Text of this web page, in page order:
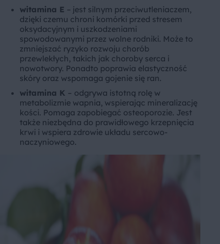
witamina E – jest silnym przeciwutleniaczem,
dzięki czemu chroni komórki przed stresem
oksydacyjnym i uszkodzeniami
spowodowanymi przez wolne rodniki. Może to
zmniejszać ryzyko rozwoju chorób
przewlekłych, takich jak choroby serca i
nowotwory. Ponadto poprawia elastyczność
skóry oraz wspomaga gojenie się ran.
witamina K – odgrywa istotną rolę w
metabolizmie wapnia, wspierając mineralizację
kości. Pomaga zapobiegać osteoporozie. Jest
także niezbędna do prawidłowego krzepnięcia
krwi i wspiera zdrowie układu sercowo-
naczyniowego.